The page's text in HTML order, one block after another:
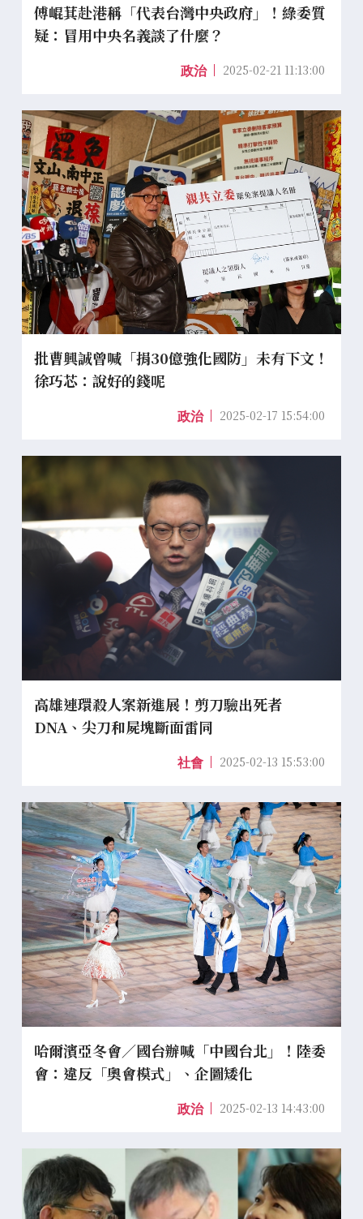
傅崐萁赴港稱「代表台灣中央政府」！綠委質
疑：冒用中央名義談了什麼？
政治 2025-02-21 11:13:00
批曹興誠曾喊「捐30億強化國防」未有下文！
徐巧芯：說好的錢呢
政治 2025-02-17 15:54:00
高雄連環殺人案新進展！剪刀驗出死者
DNA、尖刀和屍塊斷面雷同
社會 2025-02-13 15:53:00
哈爾濱亞冬會／國台辦喊「中國台北」！陸委
會：違反「奧會模式」、企圖矮化
政治 2025-02-13 14:43:00